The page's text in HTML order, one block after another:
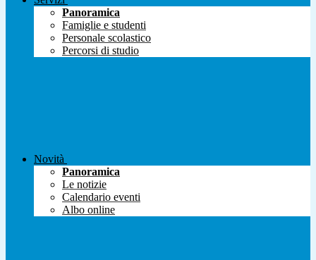
Panoramica
Famiglie e studenti
Personale scolastico
Percorsi di studio
Novità
Panoramica
Le notizie
Calendario eventi
Albo online